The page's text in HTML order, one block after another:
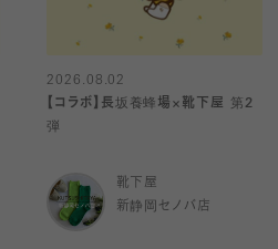
2026.08.02
【コラボ】長坂養蜂場×靴下屋 第2
弾
靴下屋
新静岡セノバ店